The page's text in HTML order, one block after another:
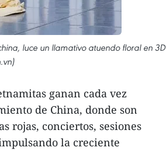
luce un llamativo atuendo floral en 3D
ganan cada vez
de China, donde son
rojas, conciertos, sesiones
la creciente